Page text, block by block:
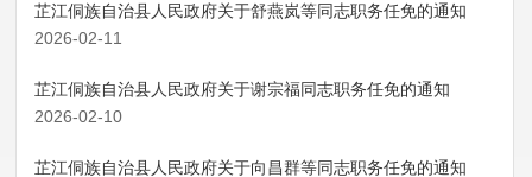
芷江侗族自治县人民政府关于舒燕岚等同志职务任免的通知
2026-02-11
芷江侗族自治县人民政府关于谢宗福同志职务任免的通知
2026-02-10
芷江侗族自治县人民政府关于向昌群等同志职务任免的通知